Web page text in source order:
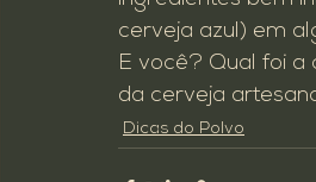
cerveja azul) em
E você? Qual foi a
da cerveja
Dicas do Polvo